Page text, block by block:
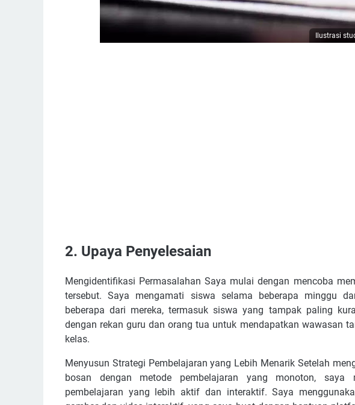
Ilustrasi
2. Upaya Penyelesaian
Mengidentifikasi Permasalahan Saya mulai dengan mencoba
tersebut. Saya mengamati siswa selama beberapa minggu
beberapa dari mereka, termasuk siswa yang tampak paling
dengan rekan guru dan orang tua untuk mendapatkan wawasan
kelas.
Menyusun Strategi Pembelajaran yang Lebih Menarik Setelah
bosan dengan metode pembelajaran yang monoton, saya
pembelajaran yang lebih aktif dan interaktif. Saya